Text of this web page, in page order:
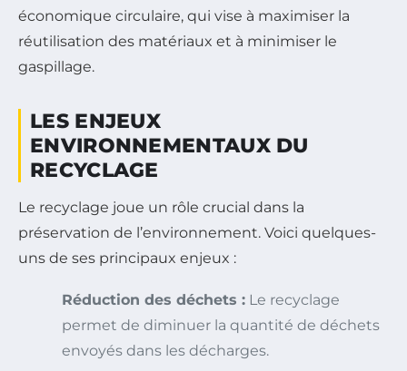
économique circulaire, qui vise à maximiser la
réutilisation des matériaux et à minimiser le
gaspillage.
LES ENJEUX
ENVIRONNEMENTAUX DU
RECYCLAGE
Le recyclage joue un rôle crucial dans la
préservation de l’environnement. Voici quelques-
uns de ses principaux enjeux :
Réduction des déchets : Le recyclage
permet de diminuer la quantité de déchets
envoyés dans les décharges.